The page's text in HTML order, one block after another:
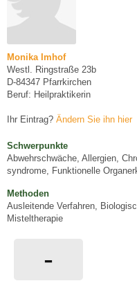
Monika Imhof
Westl. Ringstraße 23b
D-84347 Pfarrkirchen
Beruf: Heilpraktikerin
Ihr Eintrag? Ändern Sie ihn hier
Schwerpunkte
Abwehrschwäche, Allergien,
syndrome, Funktionelle
Methoden
Ausleitende Verfahren,
Misteltherapie
-